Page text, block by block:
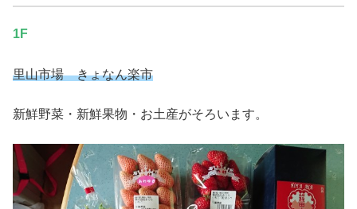
1F
里山市場 きょなん楽市
新鮮野菜・新鮮果物・お土産がそろいます。